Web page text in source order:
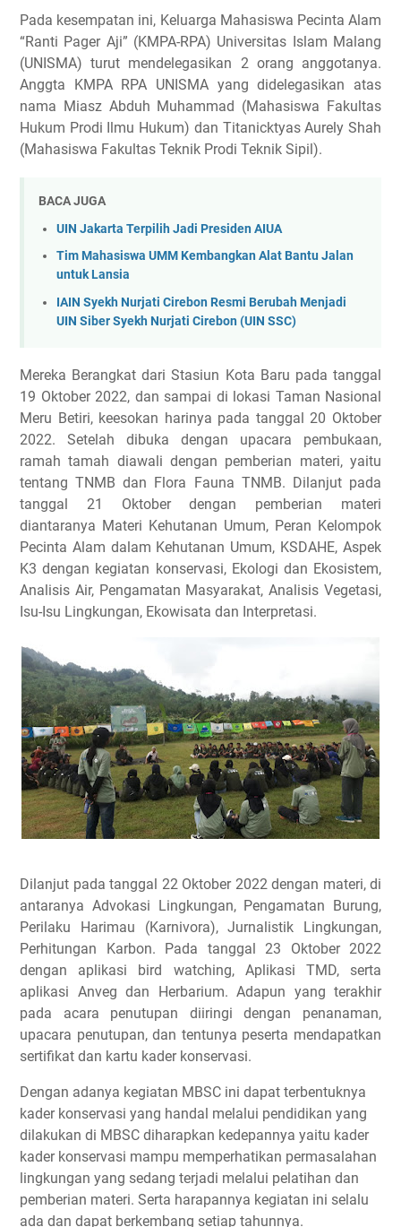
Pada kesempatan ini, Keluarga Mahasiswa Pecinta Alam
“Ranti Pager Aji” (KMPA-RPA) Universitas Islam Malang
(UNISMA) turut mendelegasikan 2 orang anggotanya.
Anggta KMPA RPA UNISMA yang didelegasikan atas
nama Miasz Abduh Muhammad (Mahasiswa Fakultas
Hukum Prodi Ilmu Hukum) dan Titanicktyas Aurely Shah
(Mahasiswa Fakultas Teknik Prodi Teknik Sipil).
BACA JUGA
UIN Jakarta Terpilih Jadi Presiden AIUA
Tim Mahasiswa UMM Kembangkan Alat Bantu Jalan
untuk Lansia
IAIN Syekh Nurjati Cirebon Resmi Berubah Menjadi
UIN Siber Syekh Nurjati Cirebon (UIN SSC)
Mereka Berangkat dari Stasiun Kota Baru pada tanggal
19 Oktober 2022, dan sampai di lokasi Taman Nasional
Meru Betiri, keesokan harinya pada tanggal 20 Oktober
2022. Setelah dibuka dengan upacara pembukaan,
ramah tamah diawali dengan pemberian materi, yaitu
tentang TNMB dan Flora Fauna TNMB. Dilanjut pada
tanggal 21 Oktober dengan pemberian materi
diantaranya Materi Kehutanan Umum, Peran Kelompok
Pecinta Alam dalam Kehutanan Umum, KSDAHE, Aspek
K3 dengan kegiatan konservasi, Ekologi dan Ekosistem,
Analisis Air, Pengamatan Masyarakat, Analisis Vegetasi,
Isu-Isu Lingkungan, Ekowisata dan Interpretasi.
Dilanjut pada tanggal 22 Oktober 2022 dengan materi, di
antaranya Advokasi Lingkungan, Pengamatan Burung,
Perilaku Harimau (Karnivora), Jurnalistik Lingkungan,
Perhitungan Karbon. Pada tanggal 23 Oktober 2022
dengan aplikasi bird watching, Aplikasi TMD, serta
aplikasi Anveg dan Herbarium. Adapun yang terakhir
pada acara penutupan diiringi dengan penanaman,
upacara penutupan, dan tentunya peserta mendapatkan
sertifikat dan kartu kader konservasi.
Dengan adanya kegiatan MBSC ini dapat terbentuknya
kader konservasi yang handal melalui pendidikan yang
dilakukan di MBSC diharapkan kedepannya yaitu kader
kader konservasi mampu memperhatikan permasalahan
lingkungan yang sedang terjadi melalui pelatihan dan
pemberian materi. Serta harapannya kegiatan ini selalu
ada dan dapat berkembang setiap tahunnya.